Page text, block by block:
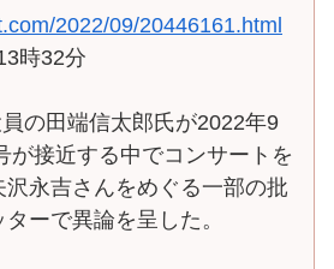
2022/09/20446161.html
時32分
の田端信太郎氏が2022年9
が接近する中でコンサートを
永吉さんをめぐる一部の批
ーで異論を呈した。